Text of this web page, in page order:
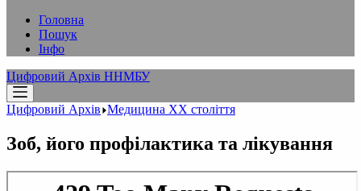
Головна
Пошук
Інфо
Цифровий Архів ННМБУ
Цифровий Архів Медицина XX століття
Зоб, його профілактика та лікування